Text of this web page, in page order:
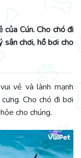
Cún. Cho chó đi
sân chơi, hồ bơi cho
vẻ và lành mạnh
Cho chó đi bơi
cho chúng.